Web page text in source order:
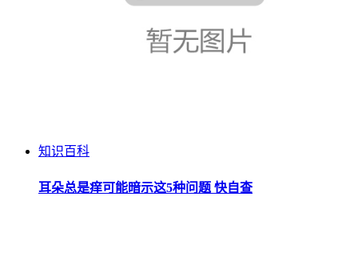
知识百科
耳朵总是痒可能暗示这5种问题 快自查